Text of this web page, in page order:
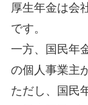
厚生年金は会
です。
一方、国民年
の個人事業主
ただし、国民